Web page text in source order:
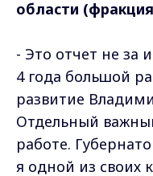
области
- Это отчет не за
4 года большой
развитие
Отдельный
работе.
я одной из своих